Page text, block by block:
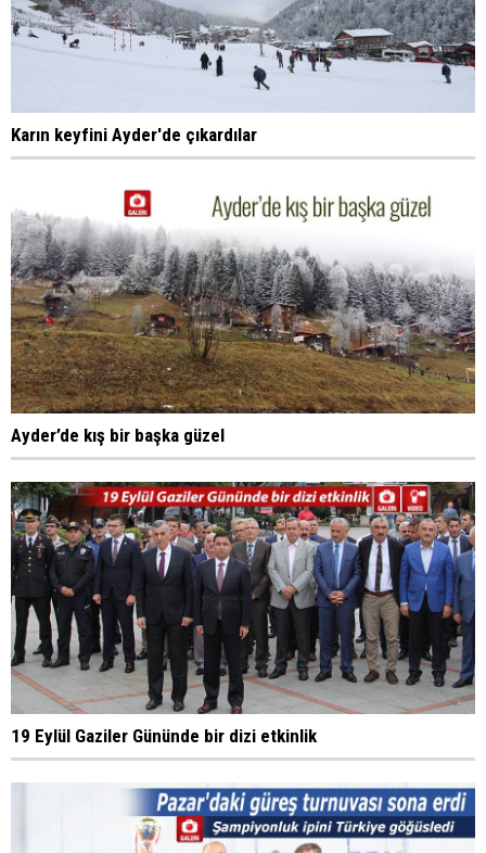
Karın keyfini Ayder'de çıkardılar
Ayder’de kış bir başka güzel
19 Eylül Gaziler Gününde bir dizi etkinlik